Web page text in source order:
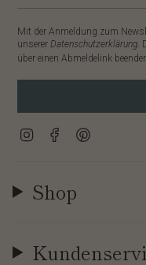
Mit der Anmeldung zum
unserer Datenschutzerklärung.
über einen Abmeldelink
InstagramFacebook
Shop